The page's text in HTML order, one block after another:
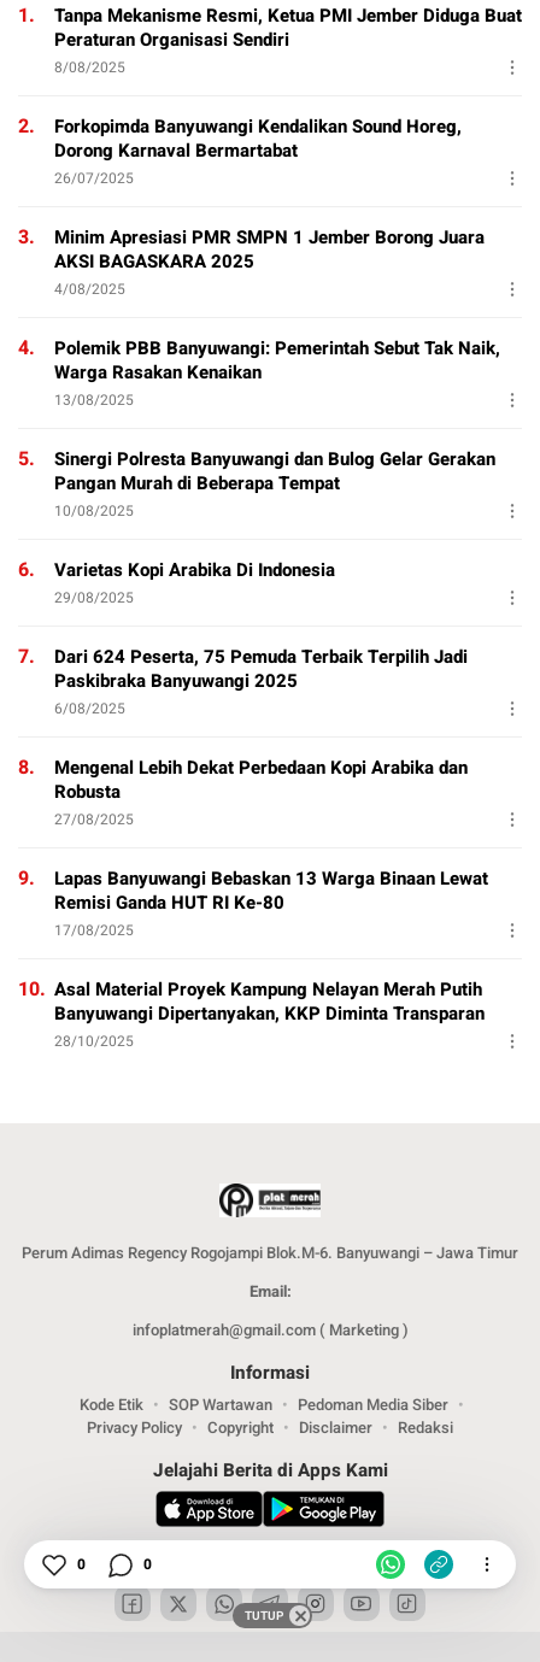
1.
Tanpa Mekanisme Resmi, Ketua PMI Jember Diduga Buat
Peraturan Organisasi Sendiri
8/08/2025
2.
Forkopimda Banyuwangi Kendalikan Sound Horeg,
Dorong Karnaval Bermartabat
26/07/2025
3.
Minim Apresiasi PMR SMPN 1 Jember Borong Juara
AKSI BAGASKARA 2025
4/08/2025
4.
Polemik PBB Banyuwangi: Pemerintah Sebut Tak Naik,
Warga Rasakan Kenaikan
13/08/2025
5.
Sinergi Polresta Banyuwangi dan Bulog Gelar Gerakan
Pangan Murah di Beberapa Tempat
10/08/2025
6. Varietas Kopi Arabika Di Indonesia
29/08/2025
7.
Dari 624 Peserta, 75 Pemuda Terbaik Terpilih Jadi
Paskibraka Banyuwangi 2025
6/08/2025
8.
Mengenal Lebih Dekat Perbedaan Kopi Arabika dan
Robusta
27/08/2025
9.
Lapas Banyuwangi Bebaskan 13 Warga Binaan Lewat
Remisi Ganda HUT RI Ke-80
17/08/2025
10. Asal Material Proyek Kampung Nelayan Merah Putih
Banyuwangi Dipertanyakan, KKP Diminta Transparan
28/10/2025
Perum Adimas Regency Rogojampi Blok.M-6. Banyuwangi – Jawa Timur
Email:
infoplatmerah@gmail.com ( Marketing )
Informasi
Kode Etik SOP Wartawan
Pedoman Media Siber
Privacy Policy
Copyright Disclaimer Redaksi
Jelajahi Berita di Apps Kami
0 0
TUTUP